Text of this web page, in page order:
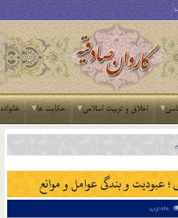
اخلاق و تربیت اسلامی حکایت ها خانواده
؛ عبودیت و بندگی عوامل و موانع